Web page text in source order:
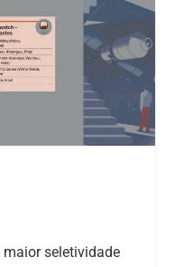
seletividade